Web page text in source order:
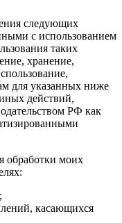
следующих
с использованием
таких
хранение,
для указанных ниже
действий,
РФ как
обработки моих
касающихся